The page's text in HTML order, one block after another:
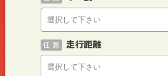
走行距離
任 意